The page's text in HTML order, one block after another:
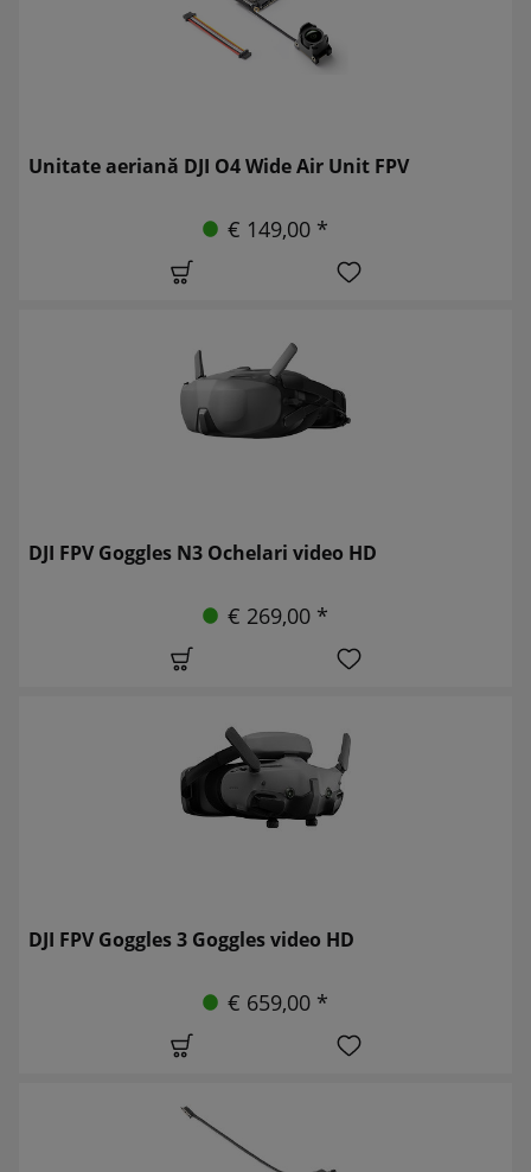
Unitate aeriană DJI O4 Wide Air Unit FPV
€ 149,00 *
DJI FPV Goggles N3 Ochelari video HD
€ 269,00 *
DJI FPV Goggles 3 Goggles video HD
€ 659,00 *